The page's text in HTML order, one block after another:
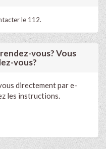
le 112.
vous? Vous
vous?
directement par e-
les instructions.